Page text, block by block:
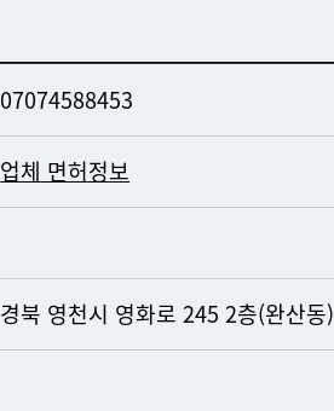
07074588453
업체 면허정보
경북 영천시 영화로 245 2층(완산동)